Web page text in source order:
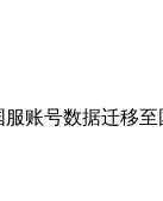
账号数据迁移至